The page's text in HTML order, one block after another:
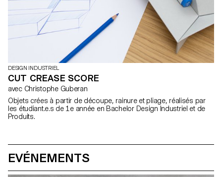
DESIGN INDUSTRIEL
CUT CREASE SCORE
avec Christophe Guberan
Objets crées à partir de découpe, rainure et pliage, réalisés par
les étudiant.e.s de 1e année en Bachelor Design Industriel et de
Produits.
EVÉNEMENTS